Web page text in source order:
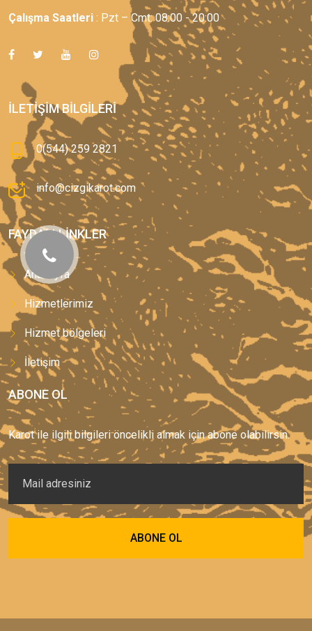
Çalışma Saatleri : Pzt – Cmt: 08:00 - 20:00
İLETIŞIM BILGILERI
0(544) 259 2821
info@cizgikarot.com
FAYDALI LINKLER
Anasayfa
Hizmetlerimiz
Hizmet bölgeleri
İletişim
ABONE OL
Karot ile ilgili bilgileri öncelikli almak için abone olabilirsin.